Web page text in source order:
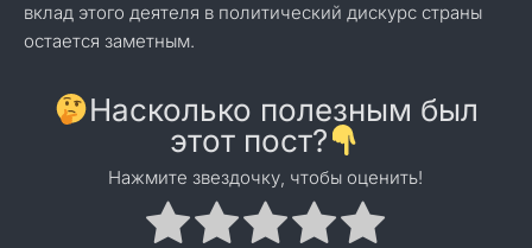
вклад этого деятеля в политический дискурс страны
остается заметным.
Насколько полезным был
этот пост?
Нажмите звездочку, чтобы оценить!